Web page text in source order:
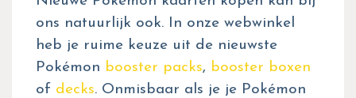
ons natuurlijk ook. In onze webwinkel
heb je ruime keuze uit de nieuwste
Pokémon booster packs, booster boxen
of decks. Onmisbaar als je je Pokémon